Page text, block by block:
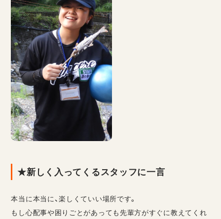
★新しく入ってくるスタッフに一言
本当に本当に、楽しくていい場所です。
もし心配事や困りごとがあっても先輩方がすぐに教えてくれ